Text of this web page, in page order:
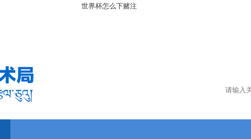
世界杯怎么下赌注